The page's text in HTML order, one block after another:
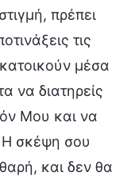
πρέπει
τις
μέσα
να διατηρείς
Μου και να
Η σκέψη σου
και δεν θα